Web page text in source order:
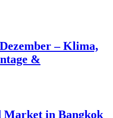
– Klima,
&
Market in Bangkok